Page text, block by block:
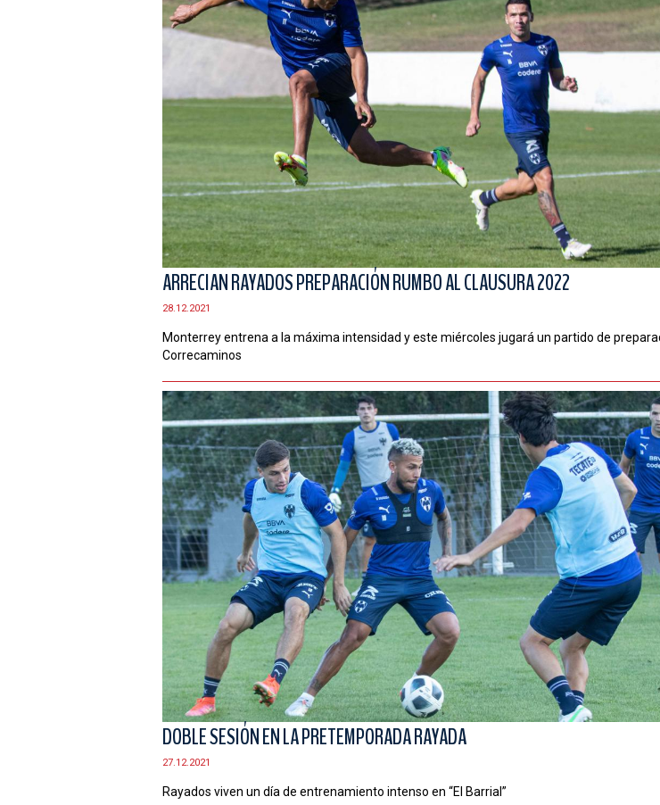
ARRECIAN RAYADOS PREPARACIÓN RUMBO AL CLAUSURA 2022
28.12.2021
Monterrey entrena a la máxima intensidad y este miércoles jugará un partido de
Correcaminos
DOBLE SESIÓN EN LA PRETEMPORADA RAYADA
27.12.2021
Rayados viven un día de entrenamiento intenso en “El Barrial”